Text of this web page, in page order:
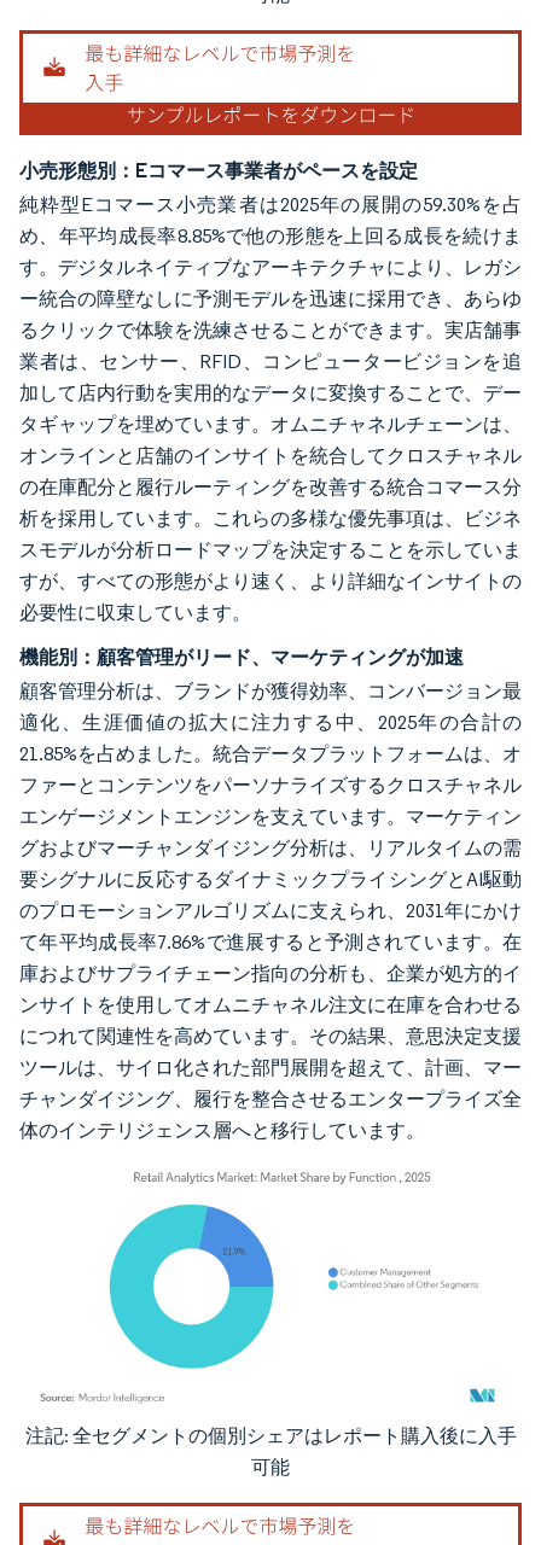
小売形態別：Eコマース事業者がペースを設定
純粋型Eコマース小売業者は2025年の展開の59.30%を占
め、年平均成長率8.85%で他の形態を上回る成長を続けま
す。デジタルネイティブなアーキテクチャにより、レガシ
ー統合の障壁なしに予測モデルを迅速に採用でき、あらゆ
るクリックで体験を洗練させることができます。実店舗事
業者は、センサー、RFID、コンピュータービジョンを追
加して店内行動を実用的なデータに変換することで、デー
タギャップを埋めています。オムニチャネルチェーンは、
オンラインと店舗のインサイトを統合してクロスチャネル
の在庫配分と履行ルーティングを改善する統合コマース分
析を採用しています。これらの多様な優先事項は、ビジネ
スモデルが分析ロードマップを決定することを示していま
すが、すべての形態がより速く、より詳細なインサイトの
必要性に収束しています。
機能別：顧客管理がリード、マーケティングが加速
顧客管理分析は、ブランドが獲得効率、コンバージョン最
適化、生涯価値の拡大に注力する中、2025年の合計の
21.85%を占めました。統合データプラットフォームは、オ
ファーとコンテンツをパーソナライズするクロスチャネル
エンゲージメントエンジンを支えています。マーケティン
グおよびマーチャンダイジング分析は、リアルタイムの需
要シグナルに反応するダイナミックプライシングとAI駆動
のプロモーションアルゴリズムに支えられ、2031年にかけ
て年平均成長率7.86%で進展すると予測されています。在
庫およびサプライチェーン指向の分析も、企業が処方的イ
ンサイトを使用してオムニチャネル注文に在庫を合わせる
につれて関連性を高めています。その結果、意思決定支援
ツールは、サイロ化された部門展開を超えて、計画、マー
チャンダイジング、履行を整合させるエンタープライズ全
体のインテリジェンス層へと移行しています。
画像 © Mordor Intelligence。再利用にはCC BY 4.0の表示が必要です。
注記: 全セグメントの個別シェアはレポート購入後に入手
可能